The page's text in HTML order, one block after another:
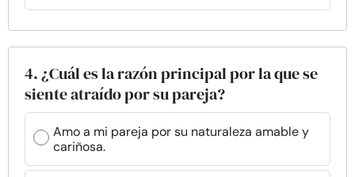
4. ¿Cuál es la razón principal por la que se
siente atraído por su pareja?
Amo a mi pareja por su naturaleza amable y
cariñosa.